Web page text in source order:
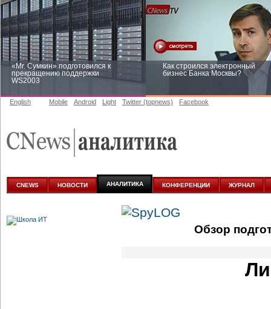
«Mr. Сумкин» подготовился к
прекращению поддержки
WS2003
Как строился электронный
бизнес Банка Москвы?
аналитике
English Mobile Android Light Twitter (topnews) Facebook
CNEWS НОВОСТИ АНАЛИТИКА КОНФЕРЕНЦИИ ЖУРНАЛ
Обзор